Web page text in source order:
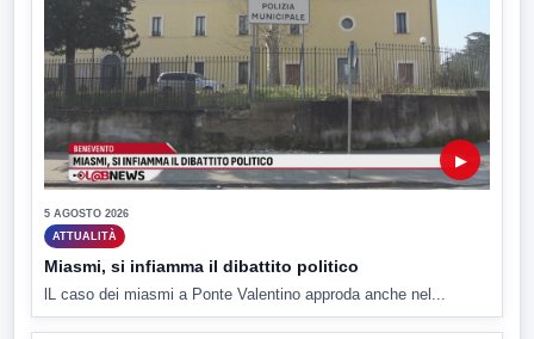
▶
5 AGOSTO 2026
ATTUALITÀ
Miasmi, si infiamma il dibattito politico
lL caso dei miasmi a Ponte Valentino approda anche nel...